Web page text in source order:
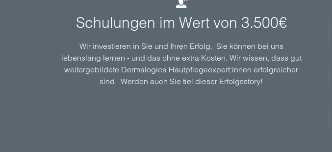
Schulungen im Wert von 3.500€
Wir investieren in Sie und Ihren Erfolg. Sie können bei uns
lebenslang lernen - und das ohne extra Kosten. Wir wissen, dass gut
weitergebildete Dermalogica Hautpflegeexpert:innen erfolgreicher
sind. Werden auch Sie tiel dieser Erfolgsstory!